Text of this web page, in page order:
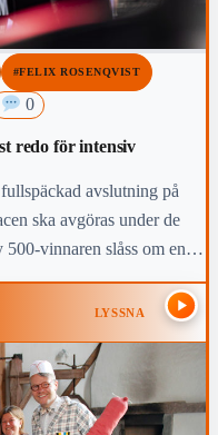
#FELIX ROSENQVIST
0
redo för intensiv
avslutning på
ska avgöras under de
vinnaren slåss om en
LYSSNA